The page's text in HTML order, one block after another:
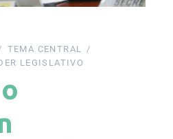
TEMA CENTRAL
LEGISLATIVO